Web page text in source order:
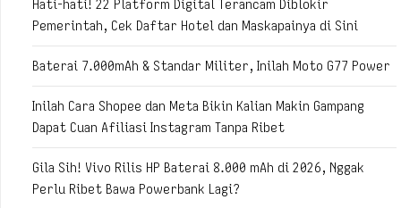
Hati-hati! 22 Platform Digital Terancam Diblokir
Pemerintah, Cek Daftar Hotel dan Maskapainya di Sini
Baterai 7.000mAh & Standar Militer, Inilah Moto G77 Power
Inilah Cara Shopee dan Meta Bikin Kalian Makin Gampang
Dapat Cuan Afiliasi Instagram Tanpa Ribet
Gila Sih! Vivo Rilis HP Baterai 8.000 mAh di 2026, Nggak
Perlu Ribet Bawa Powerbank Lagi?